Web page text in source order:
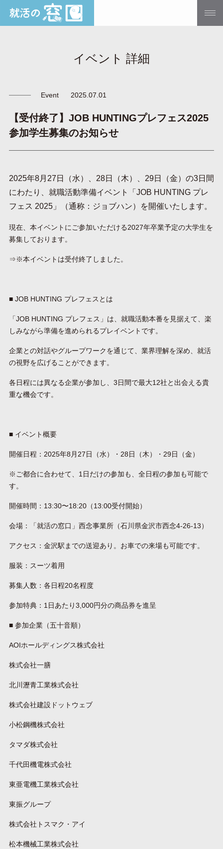
イベント 詳細
Event 2025.07.01
【受付終了】JOB HUNTINGプレフェス2025
参加学生募集のお知らせ
2025年8月27日（水）、28日（木）、29日（金）の3日間
にわたり、就職活動準備イベント「JOB HUNTING プレ
フェス 2025」（通称：ジョブハン）を開催いたします。
現在、本イベントにご参加いただける2027年卒業予定の大学生を
募集しております。
⇒※本イベントは受付終了しました。
■ JOB HUNTING プレフェスとは
「JOB HUNTING プレフェス」は、就職活動本番を見据えて、楽
しみながら準備を進められるプレイベントです。
企業との対話やグループワークを通じて、業界理解を深め、就活
の視野を広げることができます。
各日程には異なる企業が参加し、3日間で最大12社と出会える貴
重な機会です。
■ イベント概要
開催日程：2025年8月27日（水）・28日（木）・29日（金）
※ご都合に合わせて、1日だけの参加も、全日程の参加も可能で
す。
開催時間：13:30〜18:20（13:00受付開始）
会場：「就活の窓口」西念事業所（石川県金沢市西念4-26-13）
アクセス：金沢駅までの送迎あり。お車での来場も可能です。
服装：スーツ着用
募集人数：各日程20名程度
参加特典：1日あたり3,000円分の商品券を進呈
■ 参加企業（五十音順）
AOIホールディングス株式会社
株式会社一膳
北川瀝青工業株式会社
株式会社建設ドットウェブ
小松鋼機株式会社
タマダ株式会社
千代田機電株式会社
東亜電機工業株式会社
東振グループ
株式会社トスマク・アイ
松本機械工業株式会社